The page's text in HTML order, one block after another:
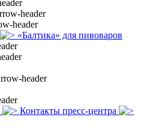
«Балтика» для пивоваров
Контакты пресс-центра